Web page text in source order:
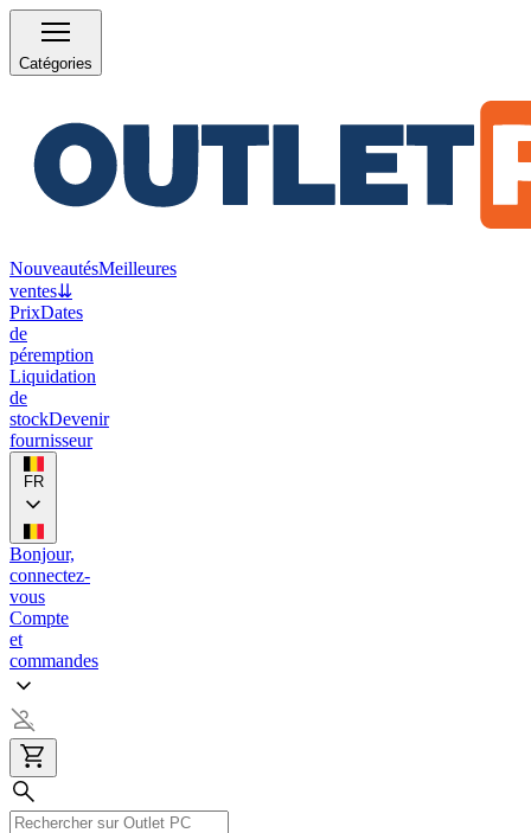
Catégories
NouveautésMeilleures
ventes⇊
PrixDates
de
péremption
Liquidation
de
stockDevenir
fournisseur
FR
Bonjour,
connectez-
vous
Compte
et
commandes